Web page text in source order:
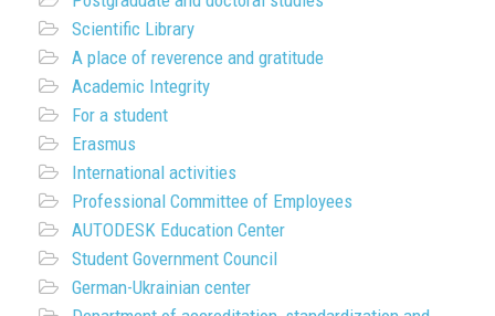
Scientific Library
A place of reverence and gratitude
Academic Integrity
For a student
Erasmus
International activities
Professional Committee of Employees
AUTODESK Education Center
Student Government Council
German-Ukrainian center